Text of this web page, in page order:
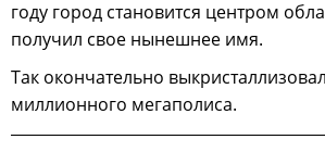
году город становится центром
получил свое нынешнее имя.
Так окончательно
миллионного мегаполиса.